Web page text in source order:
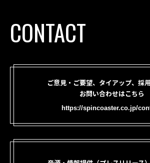
CONTACT
ご意見・ご要望、タイアップ、採
お問い合わせはこちら
https://spincoaster.co.jp/